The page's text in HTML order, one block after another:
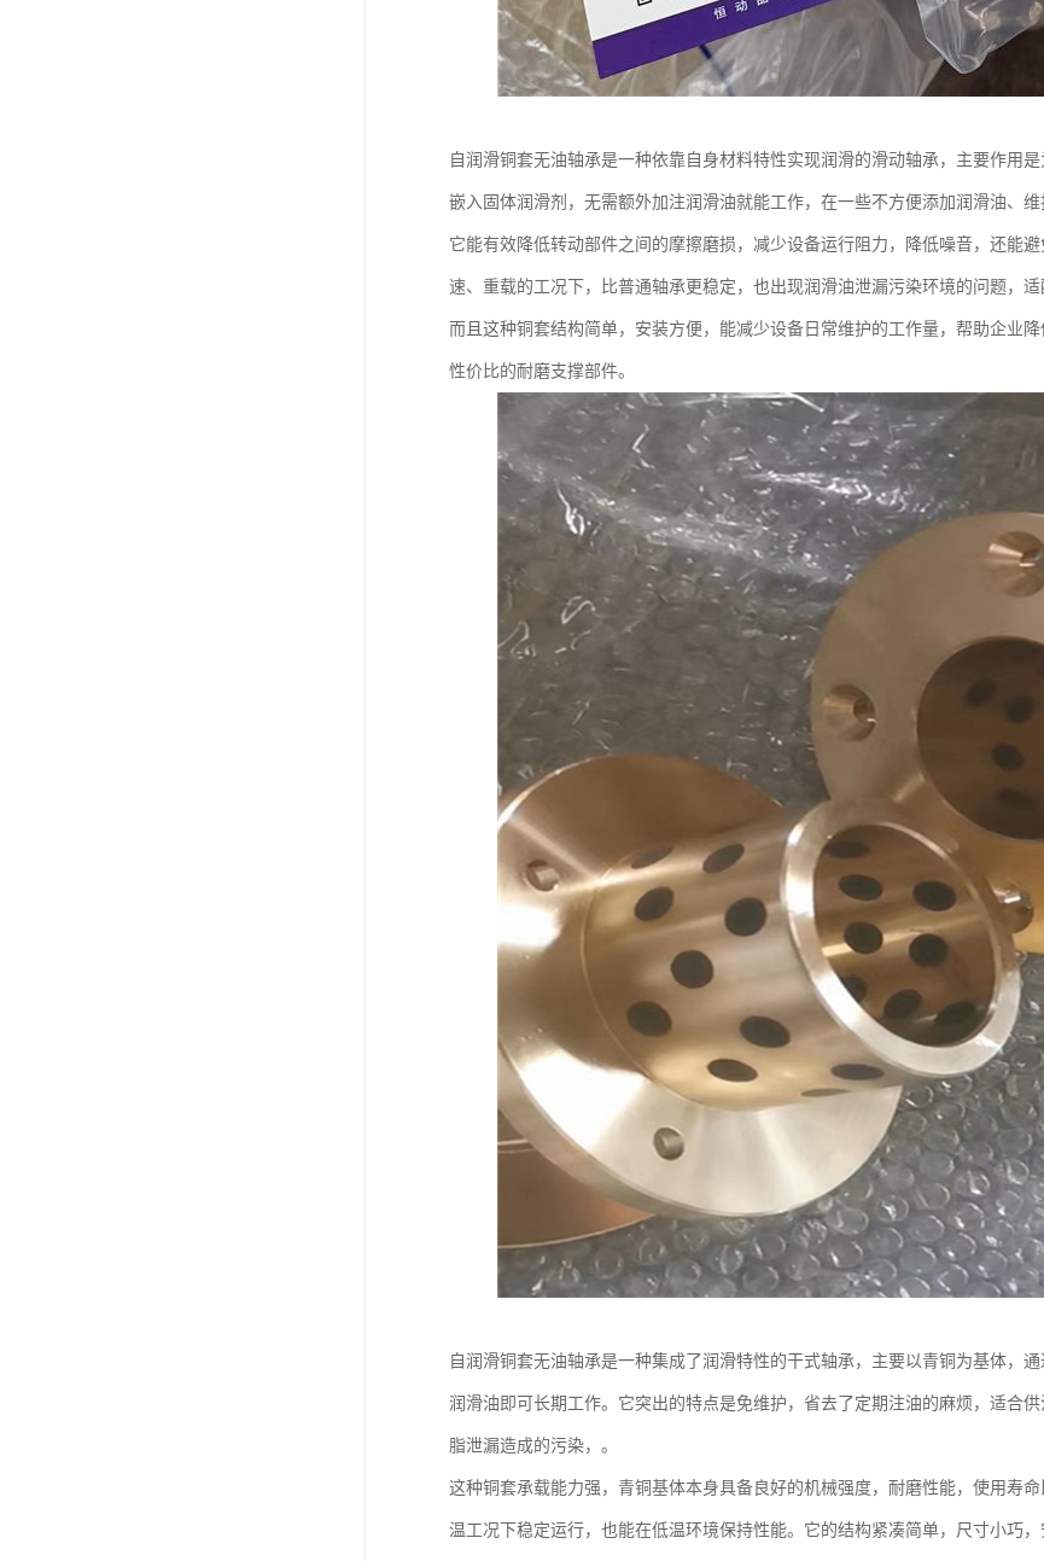
自润滑铜套无油轴承是一种依靠自身材料特性实现润滑的滑动轴承，主要作用
嵌入固体润滑剂，无需额外加注润滑油就能工作，在一些不方便添加润滑油、维
它能有效降低转动部件之间的摩擦磨损，减少设备运行阻力，降低噪音，还能
速、重载的工况下，比普通轴承更稳定，也出现润滑油泄漏污染环境的问题，
而且这种铜套结构简单，安装方便，能减少设备日常维护的工作量，帮助企业
性价比的耐磨支撑部件。
自润滑铜套无油轴承是一种集成了润滑特性的干式轴承，主要以青铜为基体，
润滑油即可长期工作。它突出的特点是免维护，省去了定期注油的麻烦，适合
脂泄漏造成的污染，。
这种铜套承载能力强，青铜基体本身具备良好的机械强度，耐磨性能，使用寿
温工况下稳定运行，也能在低温环境保持性能。它的结构紧凑简单，尺寸小巧